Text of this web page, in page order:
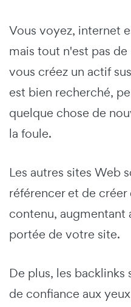
Vous voyez, internet
mais tout n'est pas
vous créez un actif
est bien recherché,
quelque chose de
la foule.
Les autres sites Web
référencer et de
contenu, augmentant
portée de votre site.
De plus, les
de confiance aux